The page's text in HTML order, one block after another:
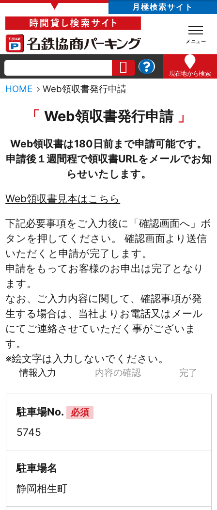
▼ 月極検索サイト
現在地から検索
HOME Web領収書発行申請
Web領収書発行申請
Web領収書は180日前まで申請可能です。
申請後１週間程で領収書URLをメールでお知
らせいたします。
Web領収書見本はこちら
下記必要事項をご入力後に「確認画面へ」ボ
タンを押してください。 確認画面より送信
いただくと申請が完了します。
申請をもってお客様のお申出は完了となり
ます。
なお、ご入力内容に関して、確認事項が発
生する場合は、当社よりお電話又はメール
にてご連絡させていただく事がございま
す。
※絵文字は入力しないでください。
情報入力 内容の確認 完了
駐車場No. 必須
5745
駐車場名
静岡相生町